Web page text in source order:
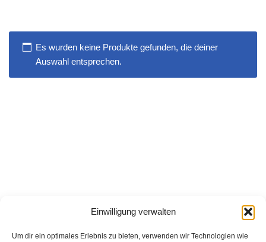
Einwilligung verwalten
Um dir ein optimales Erlebnis zu bieten, verwenden wir Technologien wie
Es wurden keine Produkte gefunden, die deiner
Auswahl entsprechen.